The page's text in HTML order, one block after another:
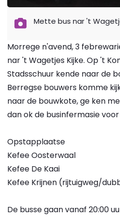
Mette bus nar 't
Morrege n'avend, 3
nar 't Wagetjes Kijke. Op 't
Stadsschuur kende naar de
Berregse bouwers komme
naar de bouwkote, ge ken
dan ok de businfermasie voor
Opstapplaatse
Kefee Oosterwaal
Kefee De Kaai
Kefee Krijnen (rijtuigweg/
De busse gaan vanaf 20:00